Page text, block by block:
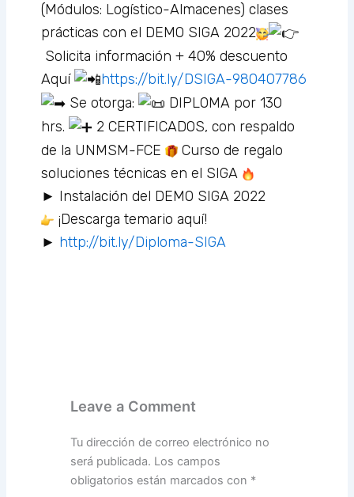
(Módulos: Logístico-Almacenes) clases
prácticas con el DEMO SIGA 2022
Solicita información + 40% descuento
Aquí
https://bit.ly/DSIGA-980407786
Se otorga:
DIPLOMA por 130
hrs.
2 CERTIFICADOS, con respaldo
de la UNMSM-FCE
Curso de regalo
soluciones técnicas en el SIGA
► Instalación del DEMO SIGA 2022
¡Descarga temario aquí!
► http://bit.ly/Diploma-SIGA
Leave a Comment
Tu dirección de correo electrónico no
será publicada. Los campos
obligatorios están marcados con *